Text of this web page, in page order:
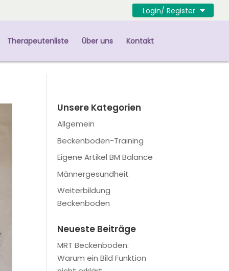
Login/ Register
Therapeutenliste Über uns Kontakt
Unsere Kategorien
Allgemein
Beckenboden-Training
Eigene Artikel BM Balance
Männergesundheit
Weiterbildung
Beckenboden
Neueste Beiträge
MRT Beckenboden:
Warum ein Bild Funktion